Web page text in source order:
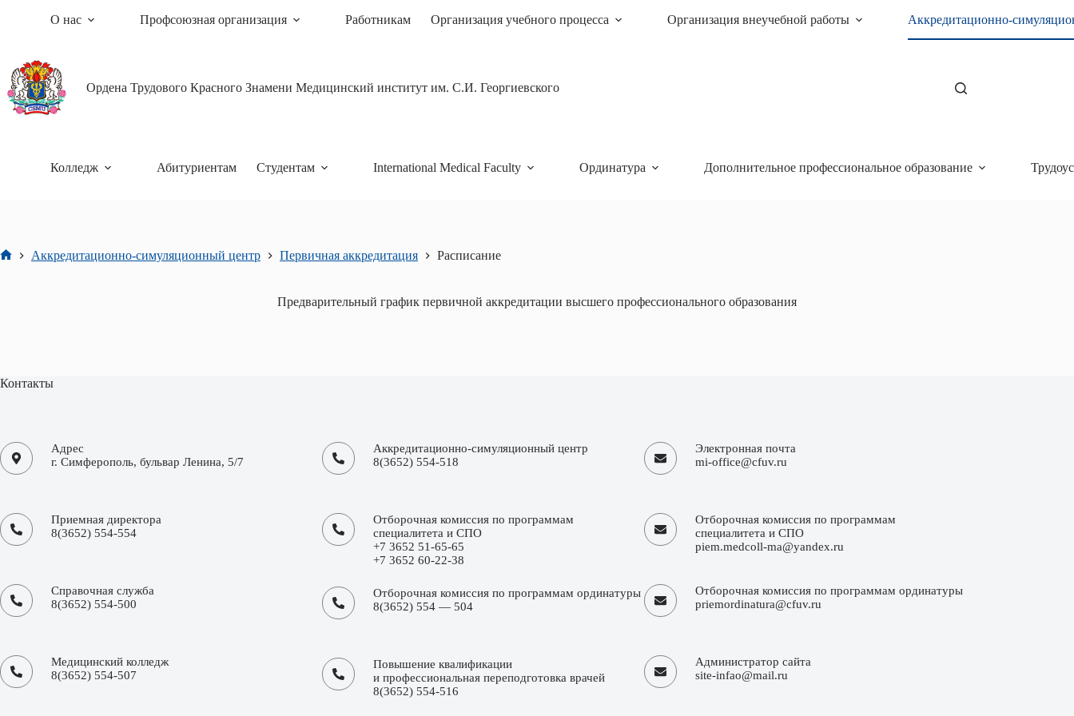
О нас Профсоюзная организация Работникам Организация учебного процесса Организация внеучебной работы Аккредитационно-
Ордена Трудового Красного Знамени Медицинский институт им. С.И. Георгиевского
Колледж Абитуриентам Студентам International Medical Faculty Ординатура Дополнительное профессиональное образование
Аккредитационно-симуляционный центр Первичная аккредитация Расписание
Предварительный график первичной аккредитации высшего профессионального образования
Контакты
Адрес
г. Симферополь, бульвар Ленина, 5/7
Приемная директора
8(3652) 554-554
Справочная служба
8(3652) 554-500
Медицинский колледж
8(3652) 554-507
Аккредитационно-симуляционный центр
8(3652) 554-518
Отборочная комиссия по программам
специалитета и СПО
+7 3652 51-65-65
+7 3652 60-22-38
Отборочная комиссия по программам ординатуры
8(3652) 554 — 504
Повышение квалификации
и профессиональная переподготовка врачей
8(3652) 554-516
Электронная почта
mi-office@cfuv.ru
Отборочная комиссия по программам
специалитета и СПО
piem.medcoll-ma@yandex.ru
Отборочная комиссия по программам ординатуры
priemordinatura@cfuv.ru
Администратор сайта
site-infao@mail.ru